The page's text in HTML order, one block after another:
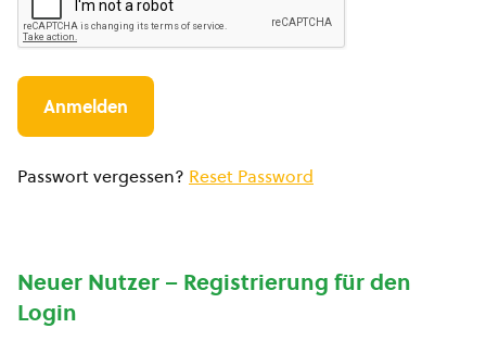
Passwort vergessen? Reset Password
Neuer Nutzer – Registrierung für den
Login